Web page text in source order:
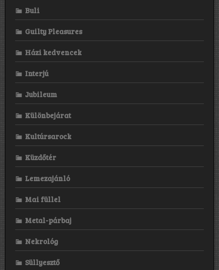
Buli
Guilty Pleasures
Házi kedvencek
Interjú
Jubileum
Különbejárat
Kultúrsarock
Küzdőtér
Lemezajánló
Mai füllel
Metal-párbaj
Nekrológ
Süllyesztő